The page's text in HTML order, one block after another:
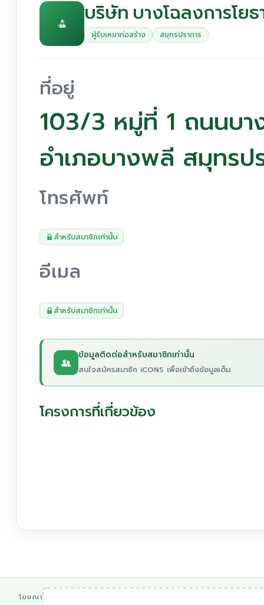
บริษัท บางโฉลงการโยธ
ผู้รับเหมาก่อสร้าง สมุทรปราการ
ที่อยู่
103/3 หมู่ที่ 1 ถนนบา
อำเภอบางพลี สมุทรป
โทรศัพท์
สำหรับสมาชิกเท่านั้น
อีเมล
สำหรับสมาชิกเท่านั้น
ข้อมูลติดต่อสำหรับสมาชิกเท่านั้น
สนใจสมัครสมาชิก iCONS เพื่อเข้าถึงข้อมูลเต็ม
โครงการที่เกี่ยวข้อง
โฆษณา